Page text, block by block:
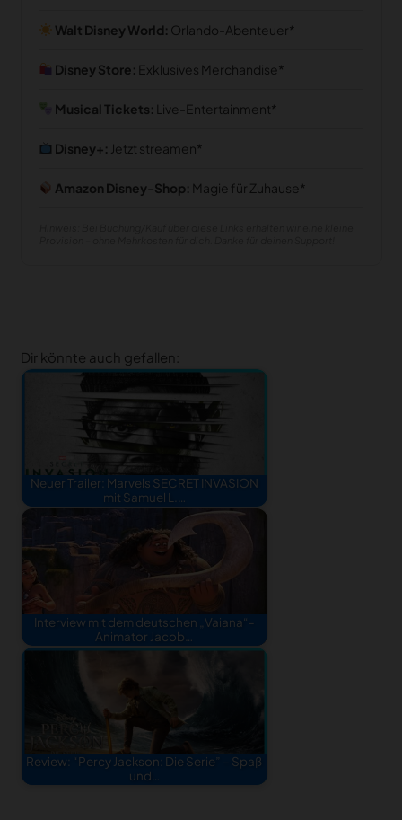
Walt Disney World: Orlando-Abenteuer
Disney Store: Exklusives Merchandise
Musical Tickets: Live-Entertainment
Disney+: Jetzt streamen
Amazon Disney-Shop: Magie für Zuhause
Dir könnte auch gefallen:
Neuer Trailer: Marvels SECRET INVASION
mit Samuel L.…
Interview mit dem deutschen „Vaiana“-
Animator Jacob…
Review: “Percy Jackson: Die Serie” – Spaß
und…